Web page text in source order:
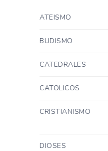
ATEISMO
BUDISMO
CATEDRALES
CATOLICOS
CRISTIANISMO
DIOSES